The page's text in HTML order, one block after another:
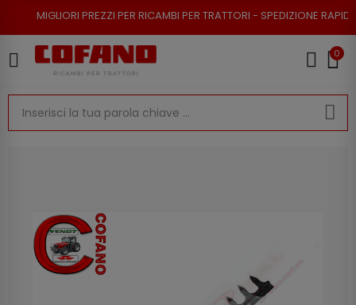
PREZZI PER RICAMBI PER TRATTORI - SPEDIZIONE RAPIDA - RESO
0